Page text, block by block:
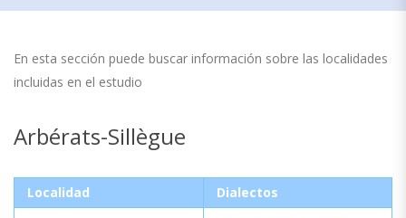
En esta sección puede buscar información sobre las localidades
incluidas en el estudio
Arbérats-Sillègue
Localidad Dialectos